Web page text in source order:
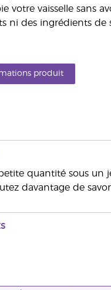
votre vaisselle sans
ni des ingrédients de
produit
quantité sous un
davantage de